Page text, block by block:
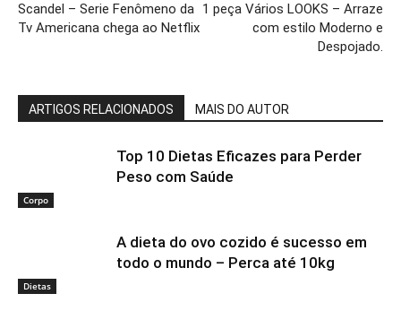
Scandel – Serie Fenômeno da
Tv Americana chega ao Netflix
1 peça Vários LOOKS – Arraze
com estilo Moderno e
Despojado.
ARTIGOS RELACIONADOS MAIS DO AUTOR
Corpo
Top 10 Dietas Eficazes para Perder
Peso com Saúde
Dietas
A dieta do ovo cozido é sucesso em
todo o mundo – Perca até 10kg